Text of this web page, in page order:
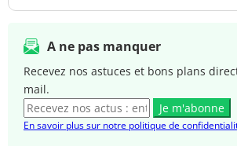
A ne pas manquer
Recevez nos astuces et bons plans
mail.
Je m'abonne
En savoir plus sur notre politique de